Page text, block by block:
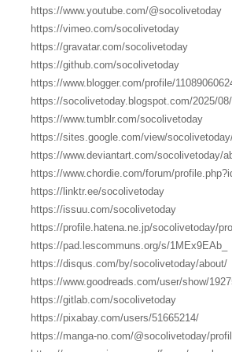
https://www.youtube.com/@socolivetoday
https://vimeo.com/socolivetoday
https://gravatar.com/socolivetoday
https://github.com/socolivetoday
https://www.blogger.com/profile/
https://socolivetoday.blogspot.com/2025/
https://www.tumblr.com/socolivetoday
https://sites.google.com/view/
https://www.deviantart.com/socolivetoday/
https://www.chordie.com/forum/
https://linktr.ee/socolivetoday
https://issuu.com/socolivetoday
https://profile.hatena.ne.jp/socolivetoday/
https://pad.lescommuns.org/s/1MEx9EAb_
https://disqus.com/by/socolivetoday/about/
https://www.goodreads.com/user/show/
https://gitlab.com/socolivetoday
https://pixabay.com/users/51665214/
https://manga-no.com/@socolivetoday/